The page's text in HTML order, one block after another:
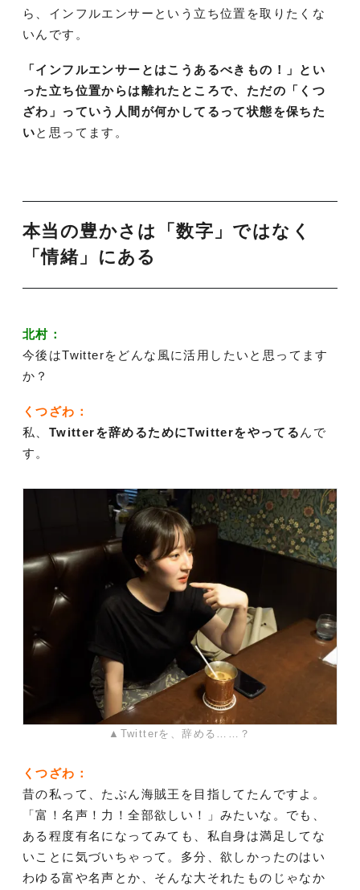
ら、インフルエンサーという立ち位置を取りたくな
いんです。
「インフルエンサーとはこうあるべきもの！」とい
った立ち位置からは離れたところで、ただの「くつ
ざわ」っていう人間が何かしてるって状態を保ちた
いと思ってます。
本当の豊かさは「数字」ではなく
「情緒」にある
北村：
今後はTwitterをどんな風に活用したいと思ってます
か？
くつざわ：
私、 Twitterを辞めるためにTwitterをやってる んで
す。
▲Twitterを、辞める……？
くつざわ：
昔の私って、たぶん海賊王を目指してたんですよ。
「富！名声！力！全部欲しい！」みたいな。でも、
ある程度有名になってみても、私自身は満足してな
いことに気づいちゃって。多分、欲しかったのはい
わゆる富や名声とか、そんな大それたものじゃなか